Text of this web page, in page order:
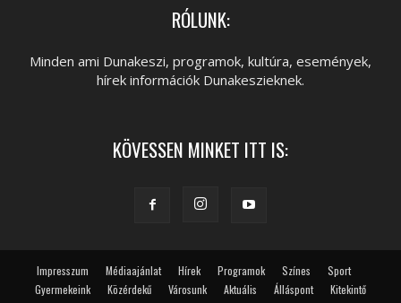
RÓLUNK:
Minden ami Dunakeszi, programok, kultúra, események,
hírek információk Dunakeszieknek.
KÖVESSEN MINKET ITT IS:
Impresszum Médiaajánlat Hírek Programok Színes
Sport
Gyermekeink
Közérdekű Városunk Aktuális Álláspont Kitekintő